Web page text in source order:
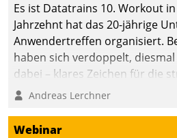
Es ist Datatrains 10. Workout
Jahrzehnt hat das 20-jährige
Anwendertreffen organisiert.
haben sich verdoppelt,
dabei – klares Zeichen für die
Fokussierung auf den Kunden.
Andreas Lerchner
Webinar